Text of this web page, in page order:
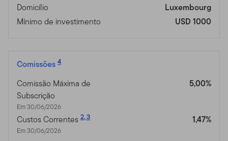
Domicílio
Luxembourg
Mínimo de investimento
USD 1000
Comissões 4
Comissão Máxima de
Subscrição
Em 30/06/2026
5,00%
Custos Correntes 2,3
Em 30/06/2026
1,47%